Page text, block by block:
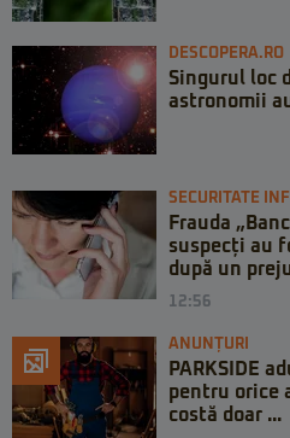
DESCOPERA.RO
Singurul loc
astronomii
SECURITATE
Frauda
suspecți au
după un
12:56
ANUNȚURI
PARKSIDE
pentru orice
costă doar ...